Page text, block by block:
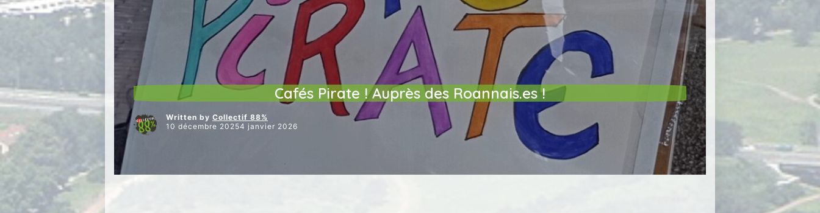
ARTICLES VEDETTES DÉMOCRATIE ÉVENEMENTS / RENDEZ-VOUS
Cafés Pirate ! Auprès des Roannais.es !
Written by Collectif 88%
10 décembre 20254 janvier 2026